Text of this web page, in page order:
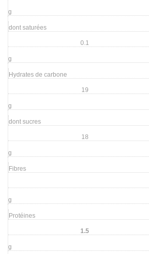
g
dont saturées
0.1
g
Hydrates de carbone
19
g
dont sucres
18
g
Fibres
g
Protéines
1.5
g